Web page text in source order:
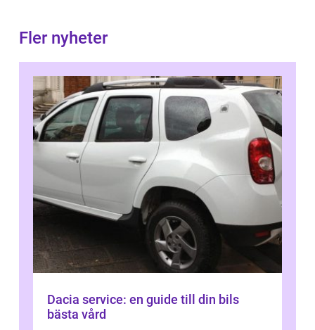
Fler nyheter
Dacia service: en guide till din bils
bästa vård